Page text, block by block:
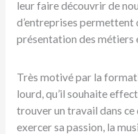
leur faire découvrir de
d’entreprises permettent
présentation des métiers
Très motivé par la
lourd, qu’il souhaite
trouver un travail dans
exercer sa passion, la